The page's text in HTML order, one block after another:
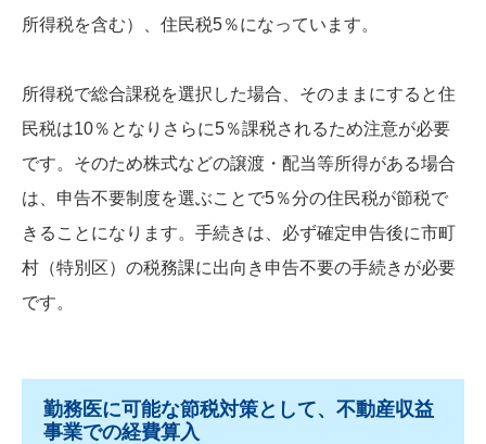
所得税を含む）、住民税5％になっています。
所得税で総合課税を選択した場合、そのままにすると住
民税は10％となりさらに5％課税されるため注意が必要
です。そのため株式などの譲渡・配当等所得がある場合
は、申告不要制度を選ぶことで5％分の住民税が節税で
きることになります。手続きは、必ず確定申告後に市町
村（特別区）の税務課に出向き申告不要の手続きが必要
です。
勤務医に可能な節税対策として、不動産収益
事業での経費算入